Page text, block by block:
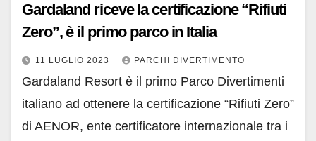
Gardaland riceve la certificazione “Rifiuti
Zero”, è il primo parco in Italia
11 LUGLIO 2023 PARCHI DIVERTIMENTO
Gardaland Resort è il primo Parco Divertimenti
italiano ad ottenere la certificazione “Rifiuti Zero”
di AENOR, ente certificatore internazionale tra i